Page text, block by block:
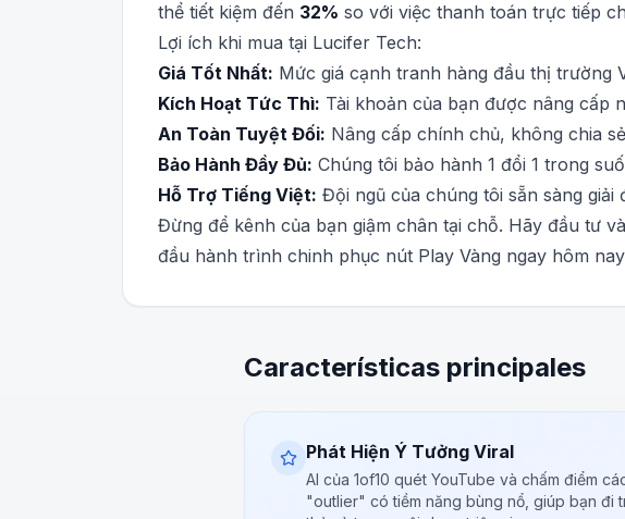
thể tiết kiệm đến 32% so với việc thanh toán trực tiếp
Lợi ích khi mua tại Lucifer Tech:
Giá Tốt Nhất: Mức giá cạnh tranh hàng đầu thị trường
Kích Hoạt Tức Thì: Tài khoản của bạn được nâng cấp
An Toàn Tuyệt Đối: Nâng cấp chính chủ, không chia
Bảo Hành Đầy Đủ: Chúng tôi bảo hành 1 đổi 1 trong
Hỗ Trợ Tiếng Việt: Đội ngũ của chúng tôi sẵn sàng giải
Đừng để kênh của bạn giậm chân tại chỗ. Hãy đầu tư
đầu hành trình chinh phục nút Play Vàng ngay hôm
Características principales
Phát Hiện Ý Tưởng Viral
AI của 1of10 quét YouTube và chấm điểm
"outlier" có tiềm năng bùng nổ, giúp bạn đi